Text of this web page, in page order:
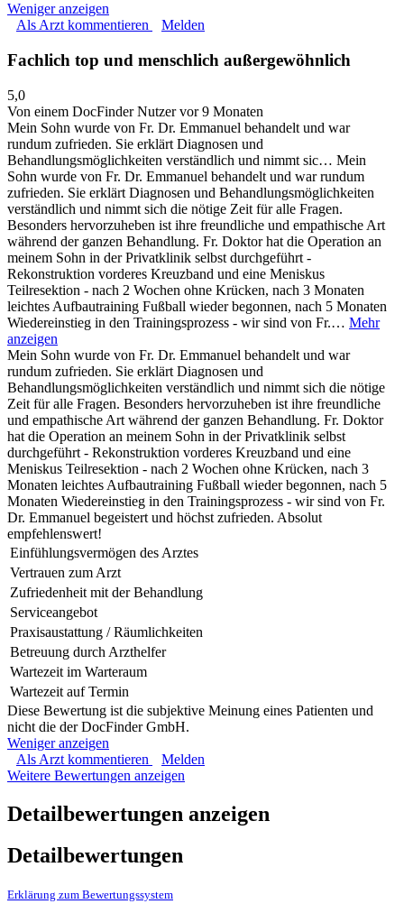
Weniger anzeigen
Als Arzt kommentieren
Melden
Fachlich top und menschlich außergewöhnlich
5,0
Von einem DocFinder Nutzervor 9 Monaten
Mein Sohn wurde von Fr. Dr. Emmanuel behandelt und war
rundum zufrieden. Sie erklärt Diagnosen und
Behandlungsmöglichkeiten verständlich und nimmt sic… Mein
Sohn wurde von Fr. Dr. Emmanuel behandelt und war rundum
zufrieden. Sie erklärt Diagnosen und Behandlungsmöglichkeiten
verständlich und nimmt sich die nötige Zeit für alle Fragen.
Besonders hervorzuheben ist ihre freundliche und empathische Art
während der ganzen Behandlung. Fr. Doktor hat die Operation an
meinem Sohn in der Privatklinik selbst durchgeführt -
Rekonstruktion vorderes Kreuzband und eine Meniskus
Teilresektion - nach 2 Wochen ohne Krücken, nach 3 Monaten
leichtes Aufbautraining Fußball wieder begonnen, nach 5 Monaten
Wiedereinstieg in den Trainingsprozess - wir sind von Fr.… Mehr
anzeigen
Mein Sohn wurde von Fr. Dr. Emmanuel behandelt und war
rundum zufrieden. Sie erklärt Diagnosen und
Behandlungsmöglichkeiten verständlich und nimmt sich die nötige
Zeit für alle Fragen. Besonders hervorzuheben ist ihre freundliche
und empathische Art während der ganzen Behandlung. Fr. Doktor
hat die Operation an meinem Sohn in der Privatklinik selbst
durchgeführt - Rekonstruktion vorderes Kreuzband und eine
Meniskus Teilresektion - nach 2 Wochen ohne Krücken, nach 3
Monaten leichtes Aufbautraining Fußball wieder begonnen, nach 5
Monaten Wiedereinstieg in den Trainingsprozess - wir sind von Fr.
Dr. Emmanuel begeistert und höchst zufrieden. Absolut
empfehlenswert!
Einfühlungsvermögen des Arztes
Vertrauen zum Arzt
Zufriedenheit mit der Behandlung
Serviceangebot
Praxisaustattung / Räumlichkeiten
Betreuung durch Arzthelfer
Wartezeit im Warteraum
Wartezeit auf Termin
Diese Bewertung ist die subjektive Meinung eines Patienten und
nicht die der DocFinder GmbH.
Weniger anzeigen
Als Arzt kommentieren
Melden
Weitere Bewertungen anzeigen
Detailbewertungen anzeigen
Detailbewertungen
Erklärung zum Bewertungssystem